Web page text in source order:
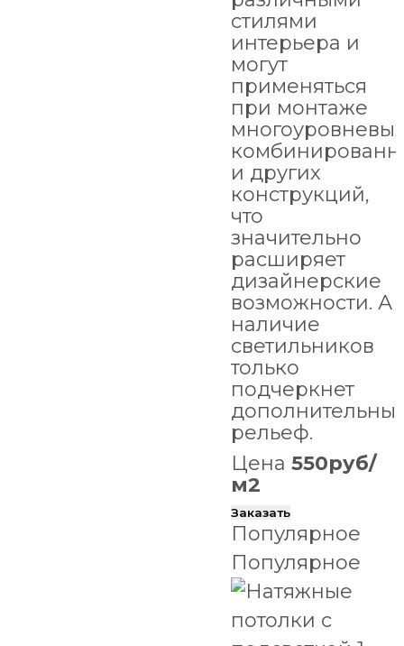
стилями
интерьера и
могут
применяться
при монтаже
и других
конструкций,
что
значительно
расширяет
дизайнерские
возможности. А
наличие
светильников
только
подчеркнет
рельеф.
Цена 550руб/
м2
Заказать
Популярное
Популярное